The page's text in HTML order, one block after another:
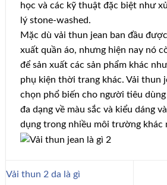
học và các kỹ thuật đặc biệt như
lý stone-washed.
Mặc dù vải thun jean ban đầu
xuất quần áo, nhưng hiện nay nó
để sản xuất các sản phẩm khác
phụ kiện thời trang khác. Vải thun
chọn phổ biến cho người tiêu
đa dạng về màu sắc và kiểu dáng
dụng trong nhiều môi trường khác
Vải thun 2 da là gì